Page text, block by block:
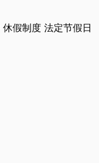
休假制度 法定节假日